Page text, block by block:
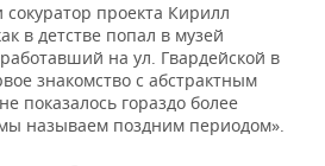
проекта Кирилл
в детстве попал в музей
на ул. Гвардейской в
знакомство с абстрактным
показалось гораздо более
называем поздним периодом».